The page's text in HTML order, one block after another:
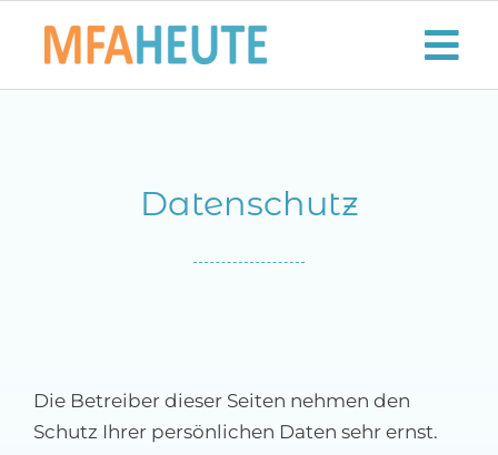
Inhalt
Lifestyle
Datenschutz
Die Betreiber dieser Seiten nehmen den
Schutz Ihrer persönlichen Daten sehr ernst.